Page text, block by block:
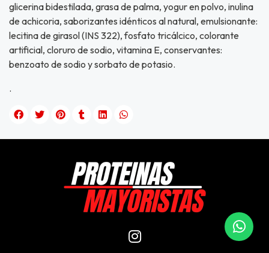
glicerina bidestilada, grasa de palma, yogur en polvo, inulina
de achicoria, saborizantes idénticos al natural, emulsionante:
lecitina de girasol (INS 322), fosfato tricálcico, colorante
artificial, cloruro de sodio, vitamina E, conservantes:
benzoato de sodio y sorbato de potasio.
.